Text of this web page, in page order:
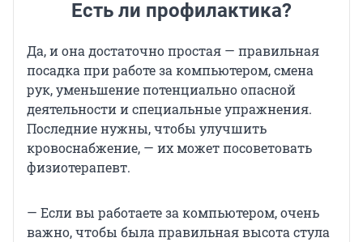
Есть ли профилактика?
Да, и она достаточно простая — правильная
посадка при работе за компьютером, смена
рук, уменьшение потенциально опасной
деятельности и специальные упражнения.
Последние нужны, чтобы улучшить
кровоснабжение, — их может посоветовать
физиотерапевт.
— Если вы работаете за компьютером, очень
важно, чтобы была правильная высота стула